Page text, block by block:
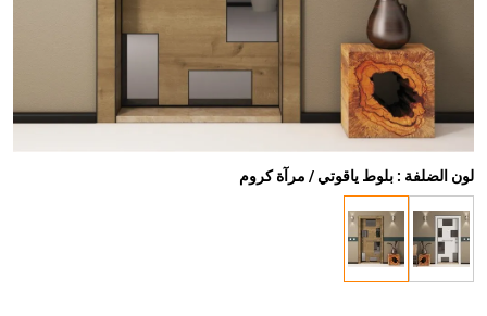
لون الضلفة : بلوط ياقوتي / مرآة كروم